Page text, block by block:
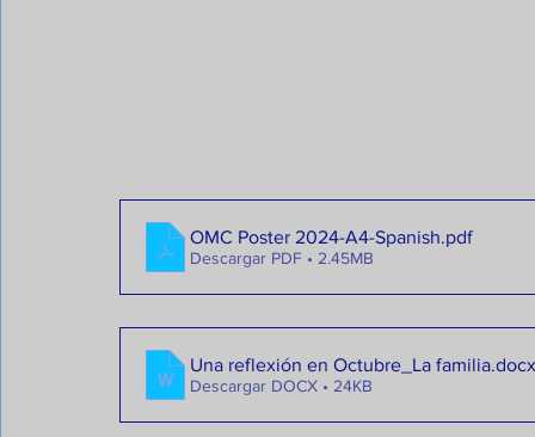
OMC Poster 2024-A4-Spanish.pdf
Descargar PDF • 2.45MB
Una reflexión en Octubre_La familia.docx
Descargar DOCX • 24KB